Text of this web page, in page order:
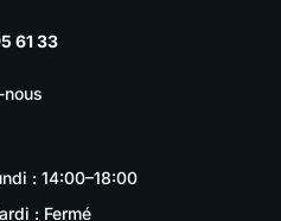
61 33
: 14:00–18:00
: Fermé